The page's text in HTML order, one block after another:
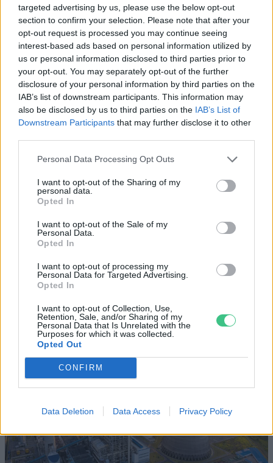
targeted advertising by us, please use the below opt-out
section to confirm your selection. Please note that after your
opt-out request is processed you may continue seeing
interest-based ads based on personal information utilized by
us or personal information disclosed to third parties prior to
your opt-out. You may separately opt-out of the further
disclosure of your personal information by third parties on the
IAB’s list of downstream participants. This information may
also be disclosed by us to third parties on the IAB’s List of
Downstream Participants that may further disclose it to other
Personal Data Processing Opt Outs
I want to opt-out of the Sharing of my
personal data.
Opted In
I want to opt-out of the Sale of my
Personal Data.
Opted In
I want to opt-out of processing my
Personal Data for Targeted Advertising.
Opted In
I want to opt-out of Collection, Use,
Retention, Sale, and/or Sharing of my
Personal Data that Is Unrelated with the
Purposes for which it was collected.
Opted Out
CONFIRM
Data Deletion Data Access Privacy Policy
Szöllősi Gáborral, a Gardenfutura ügyvezetőjével beszélgettünk.
Történelmi aszály sújtja Nagy-
SZEMLE
Elképesztő felvétel mutatja meg,
mekkora a különbség az áradó és a
ÉLŐ BOLYGÓNK